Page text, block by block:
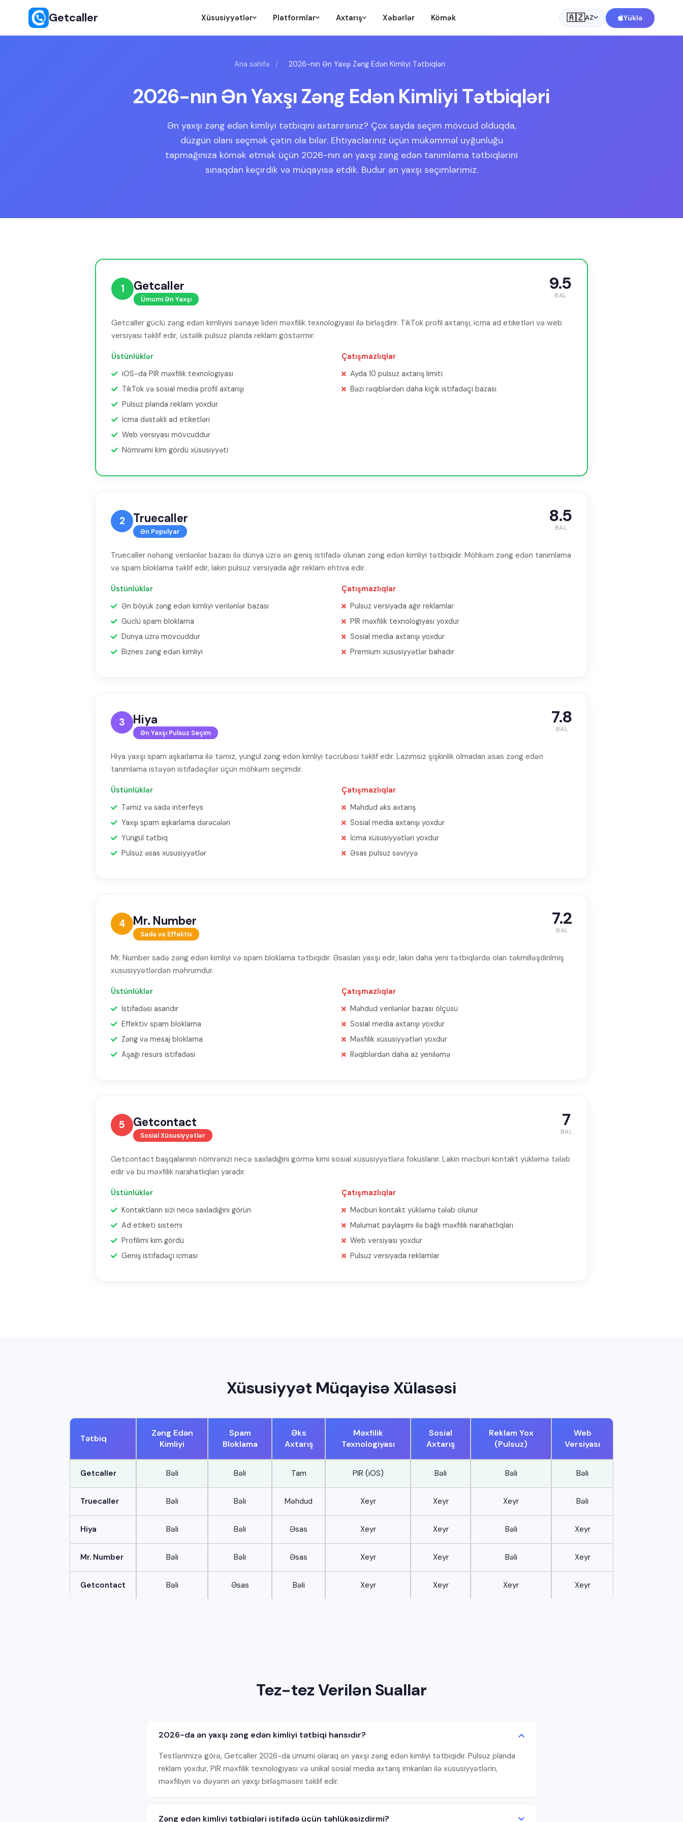
Getcaller Xüsusiyyətlər Platformlar Axtarış Xəbərlər Kömək 🇦🇿AZ Yüklə
Ana səhifə / 2026-nın Ən Yaxşı Zəng Edən Kimliyi Tətbiqləri
2026-nın Ən Yaxşı Zəng Edən Kimliyi Tətbiqləri
Ən yaxşı zəng edən kimliyi tətbiqini axtarırsınız? Çox sayda seçim mövcud olduqda,
düzgün olanı seçmək çətin ola bilər. Ehtiyaclarınız üçün mükəmməl uyğunluğu
tapmağınıza kömək etmək üçün 2026-nın ən yaxşı zəng edən tanımlama tətbiqlərini
sınaqdan keçirdik və müqayisə etdik. Budur ən yaxşı seçimlərimiz.
9.5
BAL
1 Getcaller
Ümumi Ən Yaxşı
Getcaller güclü zəng edən kimliyini sənaye lideri məxfilik texnologiyası ilə birləşdirir. TikTok profil axtarışı, icma ad etiketləri və web
versiyası təklif edir, üstəlik pulsuz planda reklam göstərmir.
Üstünlüklər
iOS-da PIR məxfilik texnologiyası
TikTok və sosial media profil axtarışı
Pulsuz planda reklam yoxdur
İcma dəstəkli ad etiketləri
Web versiyası mövcuddur
Nömrəmi kim gördü xüsusiyyəti
Çatışmazlıqlar
Ayda 10 pulsuz axtarış limiti
Bəzi rəqiblərdən daha kiçik istifadəçi bazası
8.5
BAL
2 Truecaller
Ən Populyar
Truecaller nəhəng verilənlər bazası ilə dünya üzrə ən geniş istifadə olunan zəng edən kimliyi tətbiqidir. Möhkəm zəng edən tanımlama
və spam bloklama təklif edir, lakin pulsuz versiyada ağır reklam ehtiva edir.
Üstünlüklər
Ən böyük zəng edən kimliyi verilənlər bazası
Güclü spam bloklama
Dünya üzrə mövcuddur
Biznes zəng edən kimliyi
Çatışmazlıqlar
Pulsuz versiyada ağır reklamlar
PIR məxfilik texnologiyası yoxdur
Sosial media axtarışı yoxdur
Premium xüsusiyyətlər bahadır
7.8
BAL
3 Hiya
Ən Yaxşı Pulsuz Seçim
Hiya yaxşı spam aşkarlama ilə təmiz, yüngül zəng edən kimliyi təcrübəsi təklif edir. Lazımsız şişkinlik olmadan əsas zəng edən
tanımlama istəyən istifadəçilər üçün möhkəm seçimdir.
Üstünlüklər
Təmiz və sadə interfeys
Yaxşı spam aşkarlama dərəcələri
Yüngül tətbiq
Pulsuz əsas xüsusiyyətlər
Çatışmazlıqlar
Məhdud əks axtarış
Sosial media axtarışı yoxdur
İcma xüsusiyyətləri yoxdur
Əsas pulsuz səviyyə
7.2
BAL
4 Mr. Number
Sadə və Effektiv
Mr. Number sadə zəng edən kimliyi və spam bloklama tətbiqidir. Əsasları yaxşı edir, lakin daha yeni tətbiqlərdə olan təkmilləşdirilmiş
xüsusiyyətlərdən məhrumdur.
Üstünlüklər
İstifadəsi asandır
Effektiv spam bloklama
Zəng və mesaj bloklama
Aşağı resurs istifadəsi
Çatışmazlıqlar
Məhdud verilənlər bazası ölçüsü
Sosial media axtarışı yoxdur
Məxfilik xüsusiyyətləri yoxdur
Rəqiblərdən daha az yeniləmə
7
BAL
5 Getcontact
Sosial Xüsusiyyətlər
Getcontact başqalarının nömrənizi necə saxladığını görmə kimi sosial xüsusiyyətlərə fokuslanır. Lakin məcburi kontakt yükləmə tələb
edir və bu məxfilik narahatlıqları yaradır.
Üstünlüklər
Kontaktların sizi necə saxladığını görün
Ad etiketi sistemi
Profilimi kim gördü
Geniş istifadəçi icması
Çatışmazlıqlar
Məcburi kontakt yükləmə tələb olunur
Məlumat paylaşımı ilə bağlı məxfilik narahatlıqları
Web versiyası yoxdur
Pulsuz versiyada reklamlar
Xüsusiyyət Müqayisə Xülasəsi
Tətbiq
Zəng Edən
Kimliyi
Spam
Bloklama
Əks
Axtarış
Məxfilik
Texnologiyası
Sosial
Axtarış
Reklam Yox
(Pulsuz)
Web
Versiyası
Getcaller Bəli Bəli Tam PIR (iOS) Bəli Bəli Bəli
Truecaller Bəli Bəli Məhdud Xeyr Xeyr Xeyr Bəli
Hiya Bəli Bəli Əsas Xeyr Xeyr Bəli Xeyr
Mr. Number Bəli Bəli Əsas Xeyr Xeyr Bəli Xeyr
Getcontact Bəli Əsas Bəli Xeyr Xeyr Xeyr Xeyr
Tez-tez Verilən Suallar
2026-da ən yaxşı zəng edən kimliyi tətbiqi hansıdır?
Testlərimizə görə, Getcaller 2026-da ümumi olaraq ən yaxşı zəng edən kimliyi tətbiqidir. Pulsuz planda
reklam yoxdur, PIR məxfilik texnologiyası və unikal sosial media axtarış imkanları ilə xüsusiyyətlərin,
məxfiliyin və dəyərin ən yaxşı birləşməsini təklif edir.
Zəng edən kimliyi tətbiqləri istifadə üçün təhlükəsizdirmi?